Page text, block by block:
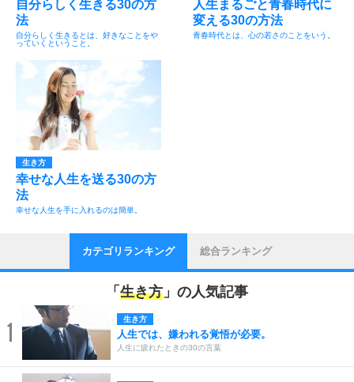
自分らしく生きる30の方
法
自分らしく生きるとは、好きなことをや
っていくということ。
人生まるごと青春時代に
変える30の方法
青春時代とは、心の若さのことをいう。
生き方
幸せな人生を送る30の方
法
幸せな人生を手に入れるのは簡単。
カテゴリランキング 総合ランキング
「 生き方 」の人気記事
1 生き方
人生では、嫌われる覚悟が必要。
人生に疲れたときの30の言葉